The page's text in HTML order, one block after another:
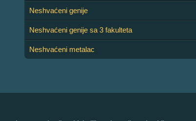
Neshvaćeni genije
Neshvaćeni genije sa 3 fakulteta
Neshvaćeni metalac